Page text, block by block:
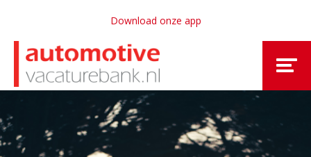
Download onze app